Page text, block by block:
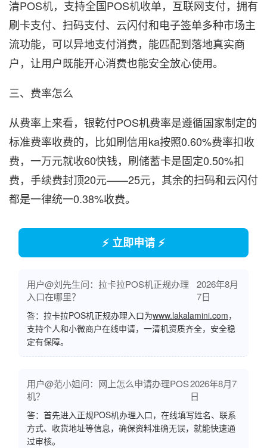
清POS机，支持全国POS机收单，互联网支付，拥有
刷卡支付、扫码支付、云闪付和电子签单多种市场主
流功能，可以异地支付消费，能匹配到落地真实商
户，让用户既能开心消费也能安全放心使用。
三、费率怎么
从费率上来看，银乾付POS机费率是遵循国家制定的
标准费率收费的，比如刷信用ka按照0.60%费率扣收
费，一万元就收60快钱，刷储蓄卡是固定0.50%扣
费，手续费封顶20元——25元，其余的扫码和云闪付
都是一律统一0.38%收费。
⚡ 立即申请 ⚡
用户@刘先生问：拉卡拉POS机正规办理
入口在哪里？
2026年8月
7日
答：拉卡拉POS机正规办理入口为www.lakalamini.com，
支持个人和小微商户在线申请，一清机资质齐全，安全稳
定有保障。
用户@范小姐问：网上怎么申请办理POS
机？
2026年8月7
日
答：首先进入正规POS机办理入口，在线填写姓名、联系
方式、收货地址等信息，确保资料准确无误，就能快速通
过审核。